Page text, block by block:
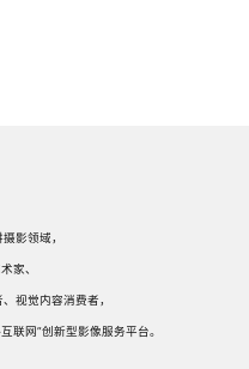
影领域，
家、
视觉内容消费者，
联网”创新型影像服务平台。